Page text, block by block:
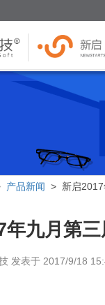
产品新闻 > 新启2017
年九月第
发表于 2017/9/18